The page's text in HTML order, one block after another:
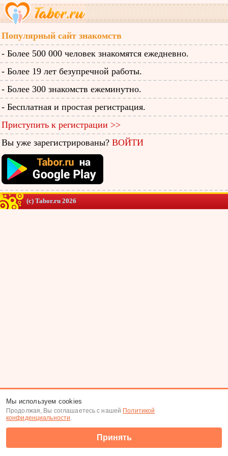
Популярный сайт знакомств
- Более 500 000 человек знакомятся ежедневно.
- Более 19 лет безупречной работы.
- Более 300 знакомств ежеминутно.
- Бесплатная и простая регистрация.
Приступить к регистрации >>
Вы уже зарегистрированы? ВОЙТИ
(c) Tabor.ru 2026
Мы используем cookies
Продолжая, Вы соглашаетесь с нашей Политикой
конфиденциальности.
Принять